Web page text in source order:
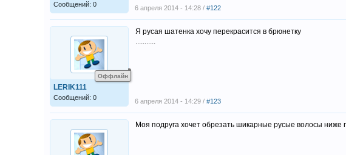
Сообщений: 0 6 апреля 2014 - 14:28 / #122
Оффлайн
LERIK111
Сообщений: 0
Я русая шатенка хочу перекрасится в брюнетку
...........
6 апреля 2014 - 14:29 / #123
Моя подруга хочет обрезать шикарные русые волосы ниже